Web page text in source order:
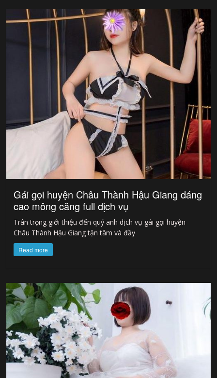
Gái gọi huyện Châu Thành Hậu Giang dáng
cao mông căng full dịch vụ
Trân trọng giới thiệu đến quý anh dịch vụ gái gọi huyện
Châu Thành Hậu Giang tận tâm và đầy
Read more